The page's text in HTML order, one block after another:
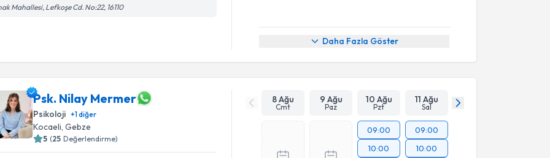
Mahallesi, Lefkoşe Cd. No:22, 16110
Daha Fazla Göster
Psk. Nilay Mermer
Psikoloji +1diğer
Kocaeli, Gebze
5 (25 Değerlendirme)
8 Ağu
Cmt
9 Ağu
Paz
10 Ağu
Pzt
11 Ağu
Sal
09:00
10:00
09:00
10:00